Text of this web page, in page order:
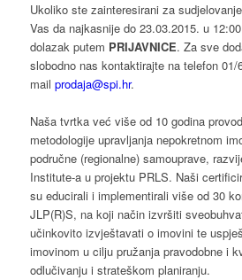
Ukoliko ste zainteresirani za
Vas da najkasnije do 23.03.2015. u
dolazak putem PRIJAVNICE. Za sve
slobodno nas kontaktirajte na telefon 01/
mail prodaja@spi.hr.
Naša tvrtka već više od 10 godina
metodologije upravljanja nepokretnom
područne (regionalne) samouprave,
Institute-a u projektu PRLS. Naši
su educirali i implementirali više od 30
JLP(R)S, na koji način izvršiti
učinkovito izvještavati o imovini te
imovinom u cilju pružanja pravodobne i
odlučivanju i strateškom planiranju.